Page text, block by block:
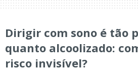
Dirigir com sono é tão
quanto alcoolizado:
risco invisível?